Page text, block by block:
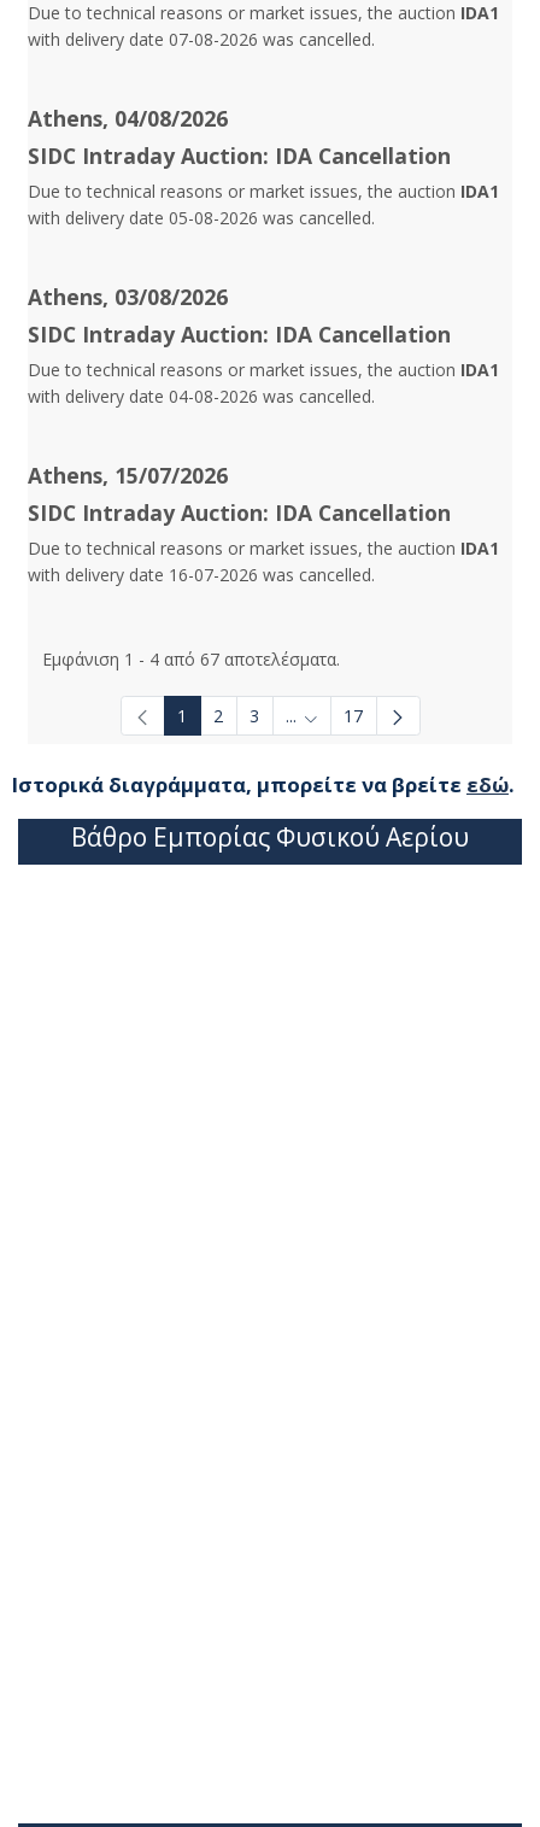
Due to technical reasons or market issues, the auction IDA1
with delivery date 07-08-2026 was cancelled.
Athens, 04/08/2026
SIDC Intraday Auction: IDA Cancellation
Due to technical reasons or market issues, the auction IDA1
with delivery date 05-08-2026 was cancelled.
Athens, 03/08/2026
SIDC Intraday Auction: IDA Cancellation
Due to technical reasons or market issues, the auction IDA1
with delivery date 04-08-2026 was cancelled.
Athens, 15/07/2026
SIDC Intraday Auction: IDA Cancellation
Due to technical reasons or market issues, the auction IDA1
with delivery date 16-07-2026 was cancelled.
Εμφάνιση 1 - 4 από 67 αποτελέσματα.
1 2 3 ... Ενδιάμεσες σελίδες Use
17
Ιστορικά διαγράμματα, μπορείτε να βρείτε εδώ.
Βάθρο Εμπορίας Φυσικού Αερίου